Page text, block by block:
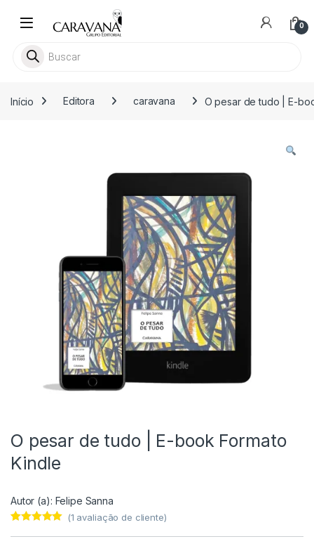
0
Pesquisar livros
Início Editora caravana O pesar de tudo | E-
O pesar de tudo | E-book Formato
Kindle
Autor (a): Felipe Sanna
(1 avaliação de cliente)